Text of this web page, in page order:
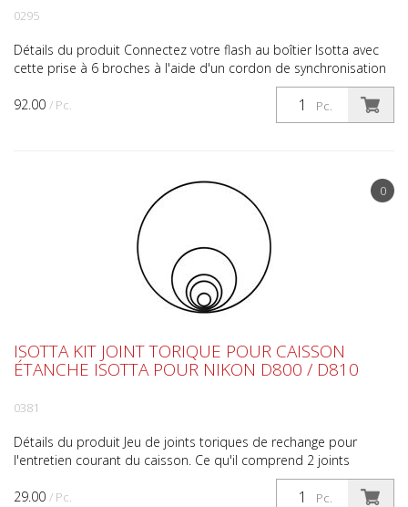
92.00 / Pc. Pc.
0295
Détails du produit Connectez votre flash au boîtier Isotta avec
cette prise à 6 broches à l'aide d'un cordon de synchronisation
0
29.00 / Pc. Pc.
ISOTTA KIT JOINT TORIQUE POUR CAISSON
ÉTANCHE ISOTTA POUR NIKON D800 / D810
0381
Détails du produit Jeu de joints toriques de rechange pour
l'entretien courant du caisson. Ce qu'il comprend 2 joints
toriques par fond de boîtier 10 g de graisse de sili...